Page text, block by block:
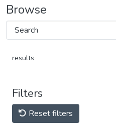
Browse
results
Filters
Reset filters